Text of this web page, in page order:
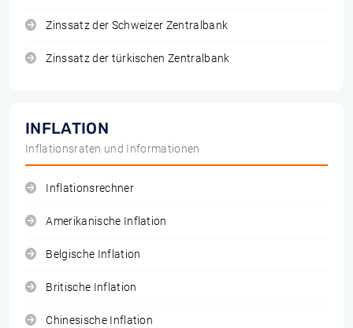
Zinssatz der Schweizer Zentralbank
Zinssatz der türkischen Zentralbank
INFLATION
Inflationsraten und Informationen
Inflationsrechner
Amerikanische Inflation
Belgische Inflation
Britische Inflation
Chinesische Inflation